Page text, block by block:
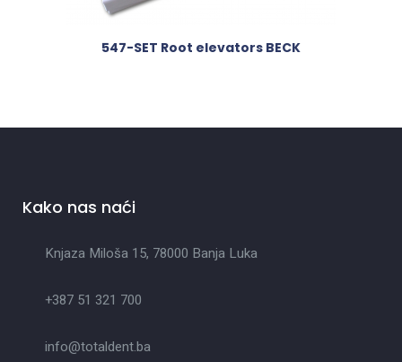
547-SET Root elevators BECK
Kako nas naći
Knjaza Miloša 15, 78000 Banja Luka
+387 51 321 700
info@totaldent.ba